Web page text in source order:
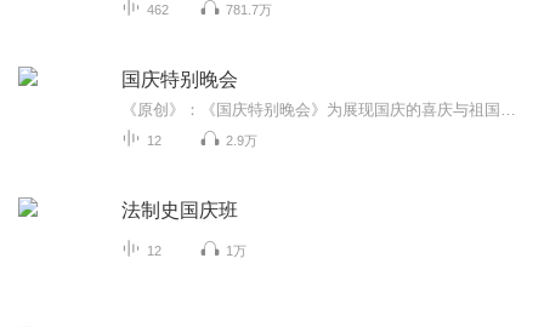
462 781.7万
国庆特别晚会
12 2.9万
法制史国庆班
12 1万